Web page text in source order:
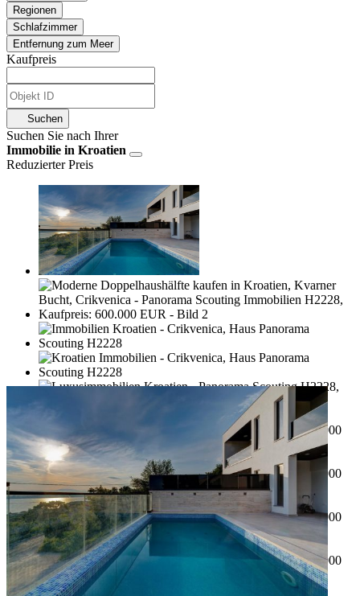
Regionen
Schlafzimmer
Entfernung zum Meer
Kaufpreis
Suchen
Suchen Sie nach Ihrer
Immobilie in Kroatien
Reduzierter Preis